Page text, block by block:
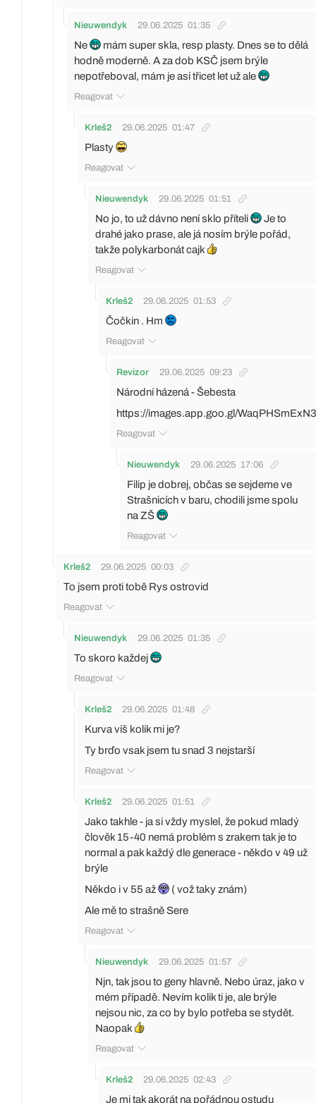
Nieuwendyk 29.06.2025 01:35
Ne
mám super skla, resp plasty. Dnes se to dělá
hodně moderně. A za dob KSČ jsem brýle
nepotřeboval, mám je asi třicet let už ale
Reagovat
Krleš2 29.06.2025 01:47
Plasty
Reagovat
Nieuwendyk 29.06.2025 01:51
No jo, to už dávno není sklo příteli
Je to
drahé jako prase, ale já nosím brýle pořád,
takže polykarbonát cajk
Reagovat
Krleš2 29.06.2025 01:53
Čočkin . Hm
Reagovat
Revizor 29.06.2025 09:23
Národní házená - Šebesta
https://images.app.goo.gl/
Reagovat
Nieuwendyk 29.06.2025 17:06
Filip je dobrej, občas se sejdeme ve
Strašnicích v baru, chodili jsme spolu
na ZŠ
Reagovat
Krleš2 29.06.2025 00:03
To jsem proti tobě Rys ostrovid
Reagovat
Nieuwendyk 29.06.2025 01:35
To skoro každej
Reagovat
Krleš2 29.06.2025 01:48
Kurva víš kolik mi je?
Ty brďo vsak jsem tu snad 3 nejstarší
Reagovat
Krleš2 29.06.2025 01:51
Jako takhle - ja si vždy myslel, že pokud mladý
člověk 15-40 nemá problém s zrakem tak je to
normal a pak každý dle generace - někdo v 49 už
brýle
Někdo i v 55 až
( vož taky znám)
Ale mě to strašně Sere
Reagovat
Nieuwendyk 29.06.2025 01:57
Njn, tak jsou to geny hlavně. Nebo úraz, jako v
mém případě. Nevím kolik ti je, ale brýle
nejsou nic, za co by bylo potřeba se stydět.
Naopak
Reagovat
Krleš2 29.06.2025 02:43
Je mi tak akorát na pořádnou ostudu